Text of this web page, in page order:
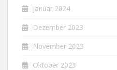
Januar 2024
Dezember 2023
November 2023
Oktober 2023